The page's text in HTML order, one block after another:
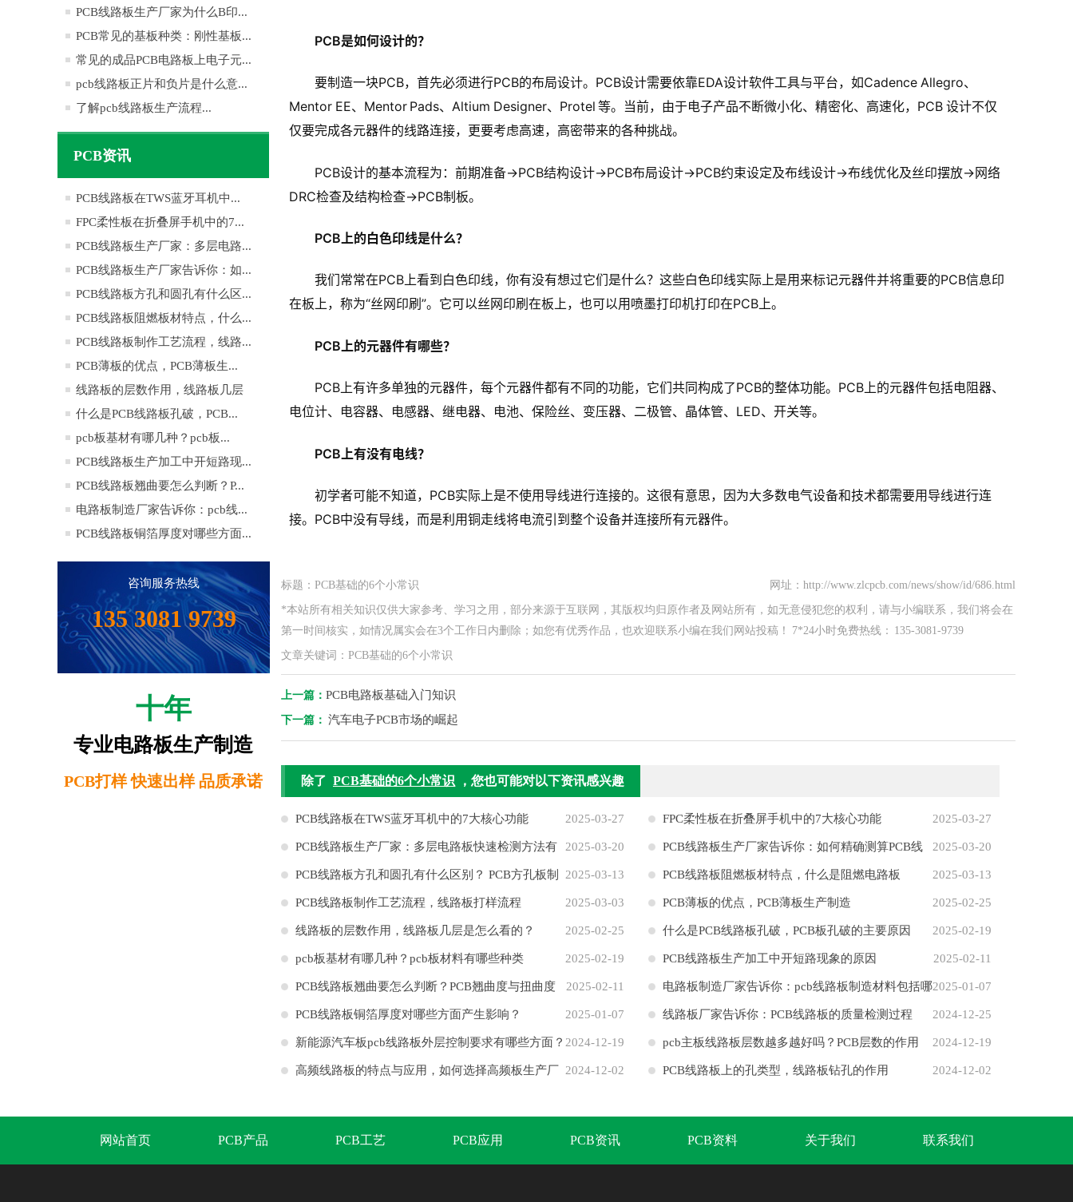
PCB线路板生产厂家为什么B印...
PCB常见的基板种类：刚性基板...
常见的成品PCB电路板上电子元...
pcb线路板正片和负片是什么意...
了解pcb线路板生产流程...
PCB资讯
PCB线路板在TWS蓝牙耳机中...
FPC柔性板在折叠屏手机中的7...
PCB线路板生产厂家：多层电路...
PCB线路板生产厂家告诉你：如...
PCB线路板方孔和圆孔有什么区...
PCB线路板阻燃板材特点，什么...
PCB线路板制作工艺流程，线路...
PCB薄板的优点，PCB薄板生...
线路板的层数作用，线路板几层
是...
什么是PCB线路板孔破，PCB...
pcb板基材有哪几种？pcb板...
PCB线路板生产加工中开短路现...
PCB线路板翘曲要怎么判断？P...
电路板制造厂家告诉你：pcb线...
PCB线路板铜箔厚度对哪些方面...
咨询服务热线
135 3081 9739
十年
专业电路板生产制造
PCB打样 快速出样 品质承诺
PCB是如何设计的？
要制造一块PCB，首先必须进行PCB的布局设计。PCB设计需要依靠EDA设计软件工具与平台，如Cadence Allegro、
Mentor EE、Mentor Pads、Altium Designer、Protel 等。当前，由于电子产品不断微小化、精密化、高速化，PCB 设计不仅
仅要完成各元器件的线路连接，更要考虑高速，高密带来的各种挑战。
PCB设计的基本流程为：前期准备→PCB结构设计→PCB布局设计→PCB约束设定及布线设计→布线优化及丝印摆放→网络
DRC检查及结构检查→PCB制板。
PCB上的白色印线是什么？
我们常常在PCB上看到白色印线，你有没有想过它们是什么？这些白色印线实际上是用来标记元器件并将重要的PCB信息印
在板上，称为“丝网印刷”。它可以丝网印刷在板上，也可以用喷墨打印机打印在PCB上。
PCB上的元器件有哪些？
PCB上有许多单独的元器件，每个元器件都有不同的功能，它们共同构成了PCB的整体功能。PCB上的元器件包括电阻器、
电位计、电容器、电感器、继电器、电池、保险丝、变压器、二极管、晶体管、LED、开关等。
PCB上有没有电线？
初学者可能不知道，PCB实际上是不使用导线进行连接的。这很有意思，因为大多数电气设备和技术都需要用导线进行连
接。PCB中没有导线，而是利用铜走线将电流引到整个设备并连接所有元器件。
标题：PCB基础的6个小常识 网址：http://www.zlcpcb.com/news/show/id/686.html
*本站所有相关知识仅供大家参考、学习之用，部分来源于互联网，其版权均归原作者及网站所有，如无意侵犯您的权利，请与小编联系，我们将会在
第一时间核实，如情况属实会在3个工作日内删除；如您有优秀作品，也欢迎联系小编在我们网站投稿！ 7*24小时免费热线： 135-3081-9739
文章关键词：PCB基础的6个小常识
上一篇： PCB电路板基础入门知识
下一篇： 汽车电子PCB市场的崛起
除了 PCB基础的6个小常识 ，您也可能对以下资讯感兴趣
2025-03-27
PCB线路板在TWS蓝牙耳机中的7大核心功能 2025-03-27
FPC柔性板在折叠屏手机中的7大核心功能
2025-03-20
PCB线路板生产厂家：多层电路板快速检测方法有
哪些？
2025-03-20
PCB线路板生产厂家告诉你：如何精确测算PCB线
路阻抗
2025-03-13
PCB线路板方孔和圆孔有什么区别？ PCB方孔板制
作
2025-03-13
PCB线路板阻燃板材特点，什么是阻燃电路板
2025-03-03
PCB线路板制作工艺流程，线路板打样流程 2025-02-25
PCB薄板的优点，PCB薄板生产制造
2025-02-25
线路板的层数作用，线路板几层是怎么看的？ 2025-02-19
什么是PCB线路板孔破，PCB板孔破的主要原因
2025-02-19
pcb板基材有哪几种？pcb板材料有哪些种类 2025-02-11
PCB线路板生产加工中开短路现象的原因
2025-02-11
PCB线路板翘曲要怎么判断？PCB翘曲度与扭曲度
的计算
2025-01-07
电路板制造厂家告诉你：pcb线路板制造材料包括哪
些？
2025-01-07
PCB线路板铜箔厚度对哪些方面产生影响？ 2024-12-25
线路板厂家告诉你：PCB线路板的质量检测过程
2024-12-19
新能源汽车板pcb线路板外层控制要求有哪些方面？ 2024-12-19
pcb主板线路板层数越多越好吗？PCB层数的作用
2024-12-02
高频线路板的特点与应用，如何选择高频板生产厂 2024-12-02
PCB线路板上的孔类型，线路板钻孔的作用
网站首页 PCB产品 PCB工艺 PCB应用 PCB资讯 PCB资料 关于我们 联系我们